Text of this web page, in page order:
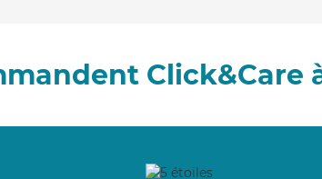
Click&Care